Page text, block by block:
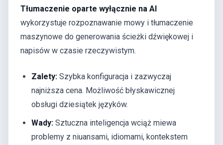
Tłumaczenie oparte wyłącznie na AI
wykorzystuje rozpoznawanie mowy i tłumaczenie
maszynowe do generowania ścieżki dźwiękowej i
napisów w czasie rzeczywistym.
Zalety: Szybka konfiguracja i zazwyczaj
najniższa cena. Możliwość błyskawicznej
obsługi dziesiątek języków.
Wady: Sztuczna inteligencja wciąż miewa
problemy z niuansami, idiomami, kontekstem